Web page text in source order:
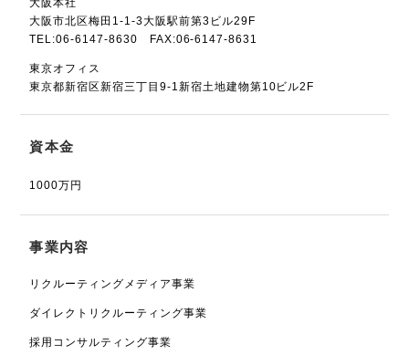
大阪本社
大阪市北区梅田1-1-3大阪駅前第3ビル29F
TEL:06-6147-8630 FAX:06-6147-8631
東京オフィス
東京都新宿区新宿三丁目9-1新宿土地建物第10ビル2F
資本金
1000万円
事業内容
リクルーティングメディア事業
ダイレクトリクルーティング事業
採用コンサルティング事業